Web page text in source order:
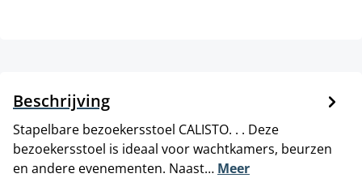
Beschrijving
Stapelbare bezoekersstoel CALISTO. . . Deze
bezoekersstoel is ideaal voor wachtkamers, beurzen
en andere evenementen. Naast… Meer